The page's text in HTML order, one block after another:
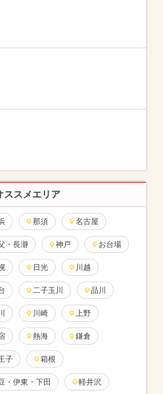
ススメエリア
那須 名古屋
・長瀞 神戸 お台場
日光 川越
二子玉川 品川
川崎 上野
熱海 鎌倉
子 箱根
・伊東・下田 軽井沢